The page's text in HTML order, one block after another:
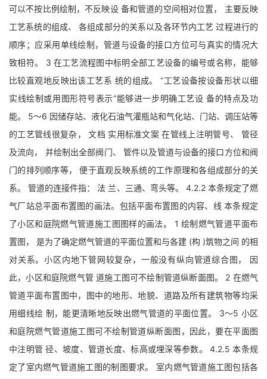
可以不按比例绘制，不反映设 备和管道的空间相对位置， 主要反映
工艺系统的组成、 各组成部分的关系以及各环节内工艺 过程进行的
顺序；应采用单线绘制，管道与设备的接口方位可与真实的情况大
致相符。 3 在工艺流程图中标明全部工艺设备的编号或名称，能够
比较直观地反映出该工艺系 统的组成。 “工艺设备按设备形状以细
实线绘制或用图形符号表示”能够进一步明确工艺设 备的特点及功
能。 5～6 因储存站、液化石油气灌瓶站和气化站、门站、调压站等
的工艺管线很复杂， 文档 实用标准文案 在管线上注明管号、 管径
及流向， 并绘制出全部阀门、 管件以及管道与设备的接口方位和阀
门的排列顺序等， 便于直观反映系统的工作原理和各组成部分的关
系。 管道的连接件指： 法 兰、三通、弯头等。 4.2.2 本条规定了燃
气厂站总平面布置图的画法。包括平面布置图的内容、线 本条规定
了小区和庭院燃气管道施工图图样的画法。 1 绘制燃气管道平面布
置图， 是为了确定燃气管道的平面位置和与各建 (构 )筑物之间 的相
对关系。小区内地下管网较复杂，一般没有纵向管道综合图， 因
此，小区和庭院燃气管 道施工图可不绘制管道纵断面图。 2 在燃气
管道平面布置图中，图中的地形、地貌、道路及所有建筑物等均采
用细线绘 制，能更清晰地反映出燃气管道的平面位置。 3～5 小区
和庭院燃气管道施工图可不绘制管道纵断面图，因此，要在平面图
中注明管 径、坡度、管道长度、标高或埋深等参数。 4.2.5 本条规
定了室内燃气管道施工图的制图要求。 室内燃气管道施工图包括各